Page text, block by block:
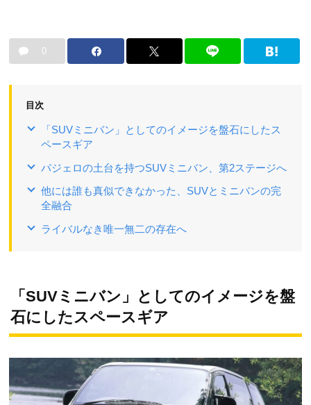
0
目次
「SUVミニバン」としてのイメージを盤石にしたス
ペースギア
パジェロの土台を持つSUVミニバン、第2ステージへ
他には誰も真似できなかった、SUVとミニバンの完
全融合
ライバルなき唯一無二の存在へ
「SUVミニバン」としてのイメージを盤
石にしたスペースギア